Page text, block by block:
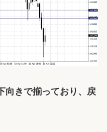
向きで揃っており、戻